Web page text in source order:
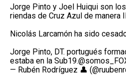
Jorge Pinto y Joel Huiqui son
riendas de Cruz Azul de manera
Nicolás Larcamón ha sido
Jorge Pinto, DT. portugués
estaba en la Sub19.
— Rubén Rodríguez 👤